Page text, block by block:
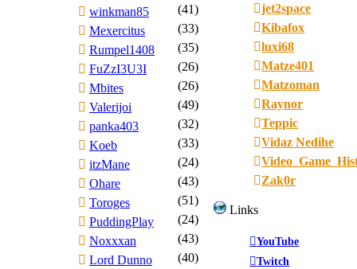
winkman85
(41)
Mexercitus
(33)
Rumpel1408
(35)
FuZzI3U3I
(26)
Mbites
(26)
Valerijoi
(49)
panka403
(32)
Koeb
(33)
itzMane
(24)
Ohare
(43)
Toroges
(51)
PuddingPlay
(24)
Noxxxan
(43)
Lord Dunno
(40)
jet2space
Kibafox
luxi68
Matze401
Matzoman
Raynor
Teppic
Vidaz Nedihe
Zak0r
Links
YouTube
Twitch